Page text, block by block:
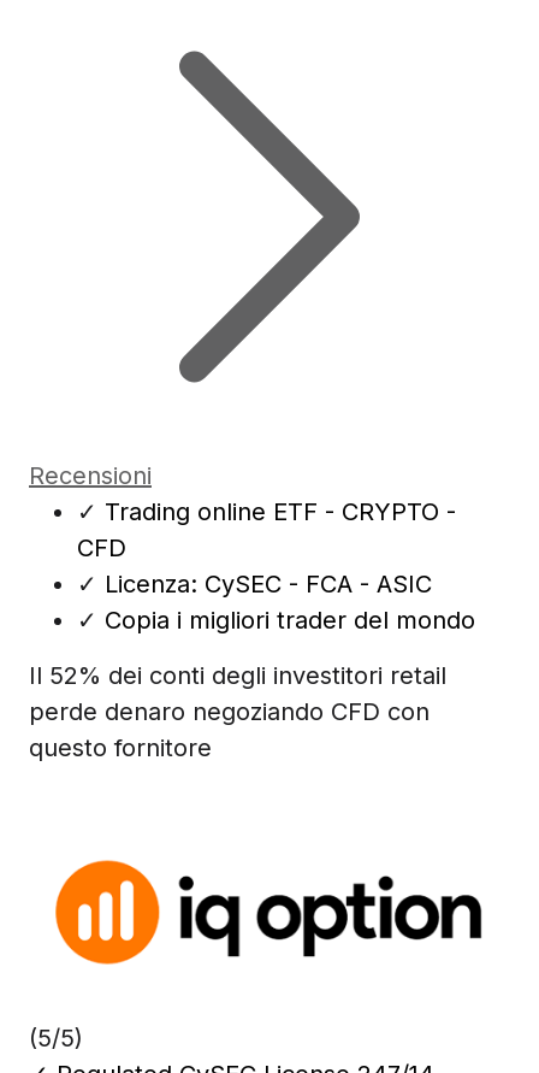
Recensioni
✓ Trading online ETF - CRYPTO -
CFD
✓ Licenza: CySEC - FCA - ASIC
✓ Copia i migliori trader del mondo
Il 52% dei conti degli investitori retail
perde denaro negoziando CFD con
questo fornitore
(5/5)